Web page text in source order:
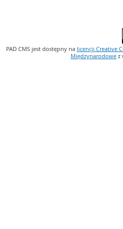
PAD CMS jest dostępny na licencji Creative
Międzynarodowe z